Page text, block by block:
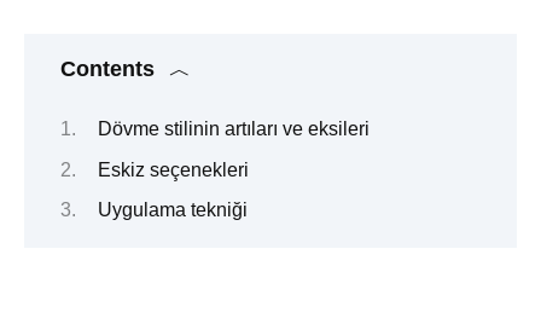
Contents
Dövme stilinin artıları ve eksileri
Eskiz seçenekleri
Uygulama tekniği